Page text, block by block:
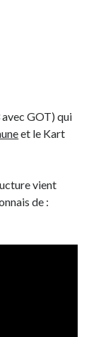
avec GOT) qui
et le Kart
vient
de :